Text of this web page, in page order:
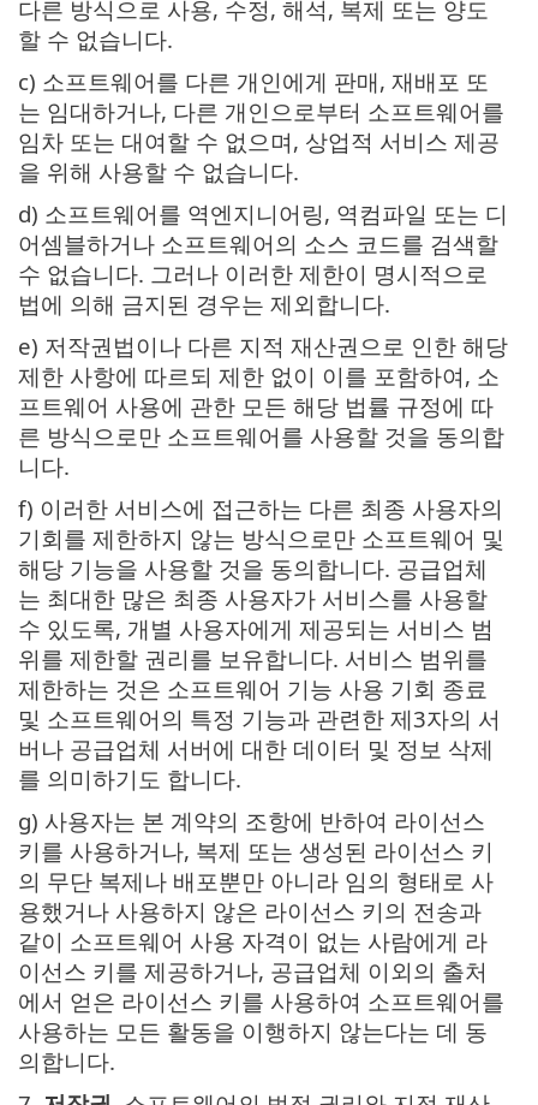
다른 방식으로 사용, 수정, 해석, 복제 또는 양도
할 수 없습니다.
c) 소프트웨어를 다른 개인에게 판매, 재배포 또
는 임대하거나, 다른 개인으로부터 소프트웨어를
임차 또는 대여할 수 없으며, 상업적 서비스 제공
을 위해 사용할 수 없습니다.
d) 소프트웨어를 역엔지니어링, 역컴파일 또는 디
어셈블하거나 소프트웨어의 소스 코드를 검색할
수 없습니다. 그러나 이러한 제한이 명시적으로
법에 의해 금지된 경우는 제외합니다.
e) 저작권법이나 다른 지적 재산권으로 인한 해당
제한 사항에 따르되 제한 없이 이를 포함하여, 소
프트웨어 사용에 관한 모든 해당 법률 규정에 따
른 방식으로만 소프트웨어를 사용할 것을 동의합
니다.
f) 이러한 서비스에 접근하는 다른 최종 사용자의
기회를 제한하지 않는 방식으로만 소프트웨어 및
해당 기능을 사용할 것을 동의합니다. 공급업체
는 최대한 많은 최종 사용자가 서비스를 사용할
수 있도록, 개별 사용자에게 제공되는 서비스 범
위를 제한할 권리를 보유합니다. 서비스 범위를
제한하는 것은 소프트웨어 기능 사용 기회 종료
및 소프트웨어의 특정 기능과 관련한 제3자의 서
버나 공급업체 서버에 대한 데이터 및 정보 삭제
를 의미하기도 합니다.
g) 사용자는 본 계약의 조항에 반하여 라이선스
키를 사용하거나, 복제 또는 생성된 라이선스 키
의 무단 복제나 배포뿐만 아니라 임의 형태로 사
용했거나 사용하지 않은 라이선스 키의 전송과
같이 소프트웨어 사용 자격이 없는 사람에게 라
이선스 키를 제공하거나, 공급업체 이외의 출처
에서 얻은 라이선스 키를 사용하여 소프트웨어를
사용하는 모든 활동을 이행하지 않는다는 데 동
의합니다.